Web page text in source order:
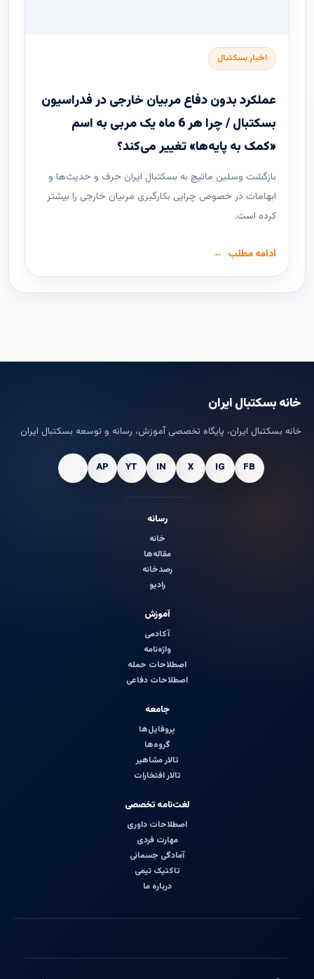
اخبار بسکتبال
عملکرد بدون دفاع مربیان خارجی در فدراسیون
بسکتبال / چرا هر 6 ماه یک مربی به اسم
«کمک به پایه‌ها» تغییر می‌کند؟
بازگشت وسلین ماتیچ به بسکتبال ایران حرف و حدیث‌ها و
ابهامات در خصوص چرایی بکارگیری مربیان خارجی را بیشتر
کرده است.
ادامه مطلب
خانه بسکتبال ایران
خانه بسکتبال ایران، پایگاه تخصصی آموزش، رسانه و توسعه بسکتبال ایران
رسانه
خانه
مقاله‌ها
رصدخانه
رادیو
آموزش
آکادمی
واژه‌نامه
اصطلاحات حمله
اصطلاحات دفاعی
جامعه
پروفایل‌ها
گروه‌ها
تالار مشاهیر
تالار افتخارات
لغت‌نامه تخصصی
اصطلاحات داوری
مهارت فردی
آمادگی جسمانی
تاکتیک تیمی
درباره ما